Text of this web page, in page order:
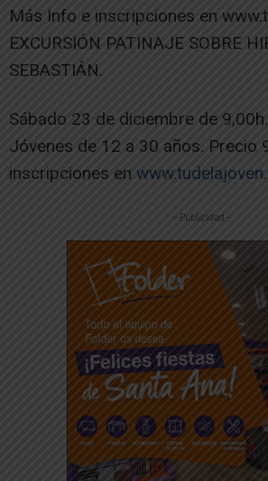
Más Info e inscripciones en
EXCURSIÓN PATINAJE SOBRE
SEBASTIÁN.
Sábado 23 de diciembre de
Jóvenes de 12 a 30 años. Precio
inscripciones en
-- Publicidad --